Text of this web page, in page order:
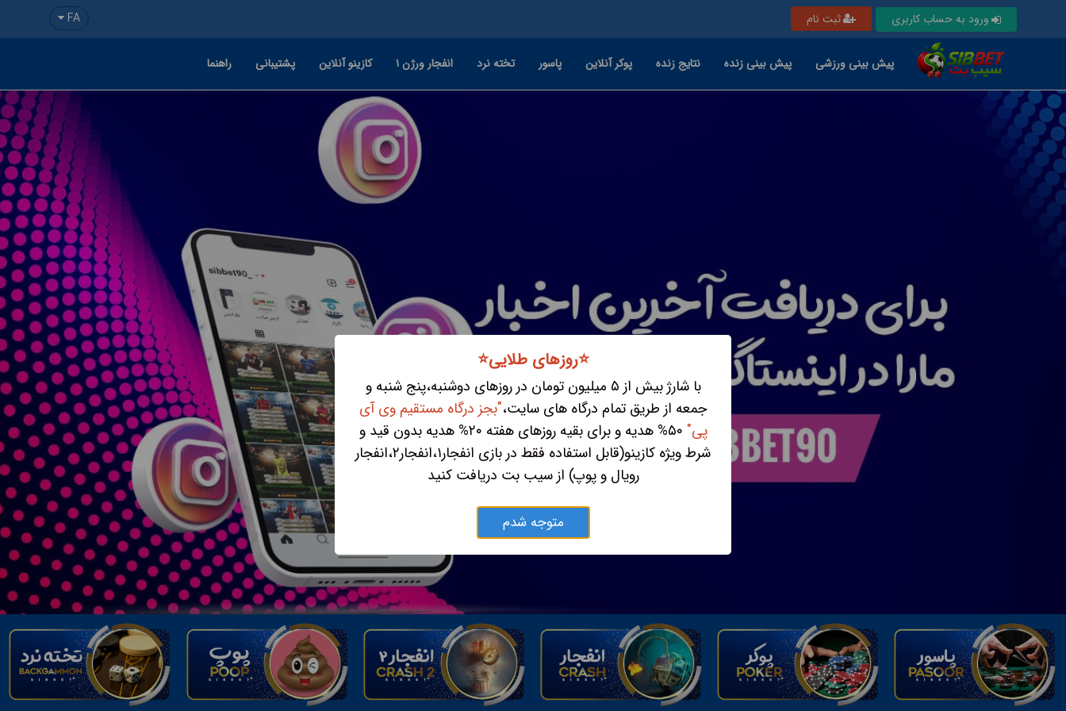
FA ورود به حساب کاربری ثبت نام
پیش بینی ورزشی پیش بینی زنده نتایج زنده پوکر آنلاین پاسور تخته نرد انفجار ورژن ۱ کازینو آنلاین پشتیبانی راهنما
⭐️روزهای طلایی⭐️
با شارژ بیش از ۵ میلیون تومان در روزهای دوشنبه،پنج شنبه و
جمعه از طریق تمام درگاه های سایت،"بجز درگاه مستقیم وی آی
پی"
۵۰% هدیه و برای بقیه روزهای هفته ۲۰% هدیه بدون قید و
شرط ویژه کازینو(قابل استفاده فقط در بازی انفجار۱،انفجار۲،انفجار
رویال و پوپ) از سیب بت دریافت کنید
متوجه شدم